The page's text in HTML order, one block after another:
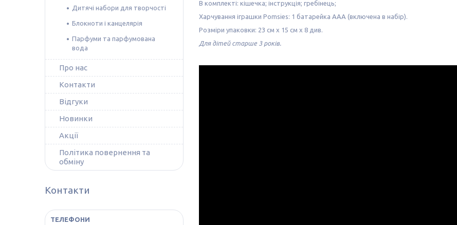
В комплекті: кішечка; інструкція; гребінець;
Харчування іграшки Pomsies: 1 батарейка ААА (включена в набір).
Розміри упаковки: 23 см х 15 см х 8 див.
Для дітей старше 3 років.
Дитячі набори для творчості
Блокноти і канцелярія
Парфуми та парфумована
вода
Про нас
Контакти
Відгуки
Новинки
Акції
Політика повернення та
обміну
Контакти